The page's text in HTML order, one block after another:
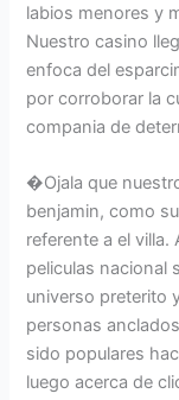
labios menores y
Nuestro casino
enfoca del
por corroborar la
compania de
�Ojala que
benjamin, como
referente a el villa.
peliculas nacional
universo preterito
personas
sido populares
luego acerca de